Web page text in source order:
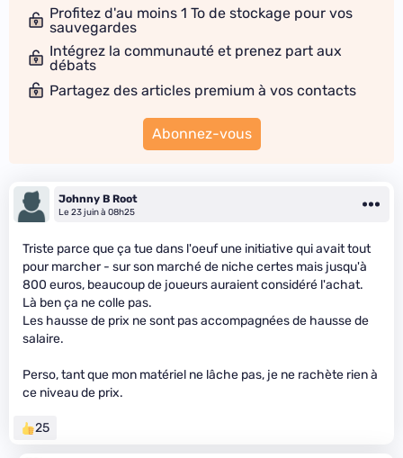
Profitez d'au moins 1 To de stockage pour vos
sauvegardes
Intégrez la communauté et prenez part aux
débats
Partagez des articles premium à vos contacts
Abonnez-vous
Johnny B Root
Le 23 juin à 08h25
Triste parce que ça tue dans l'oeuf une initiative qui avait tout
pour marcher - sur son marché de niche certes mais jusqu'à
800 euros, beaucoup de joueurs auraient considéré l'achat.
Là ben ça ne colle pas.
Les hausse de prix ne sont pas accompagnées de hausse de
salaire.
Perso, tant que mon matériel ne lâche pas, je ne rachète rien à
ce niveau de prix.
25